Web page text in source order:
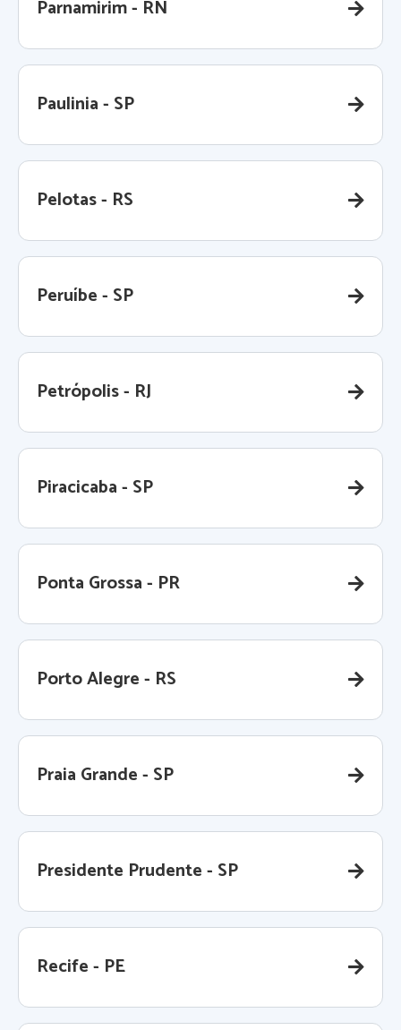
Parnamirim - RN
Paulinia - SP
Pelotas - RS
Peruíbe - SP
Petrópolis - RJ
Piracicaba - SP
Ponta Grossa - PR
Porto Alegre - RS
Praia Grande - SP
Presidente Prudente - SP
Recife - PE